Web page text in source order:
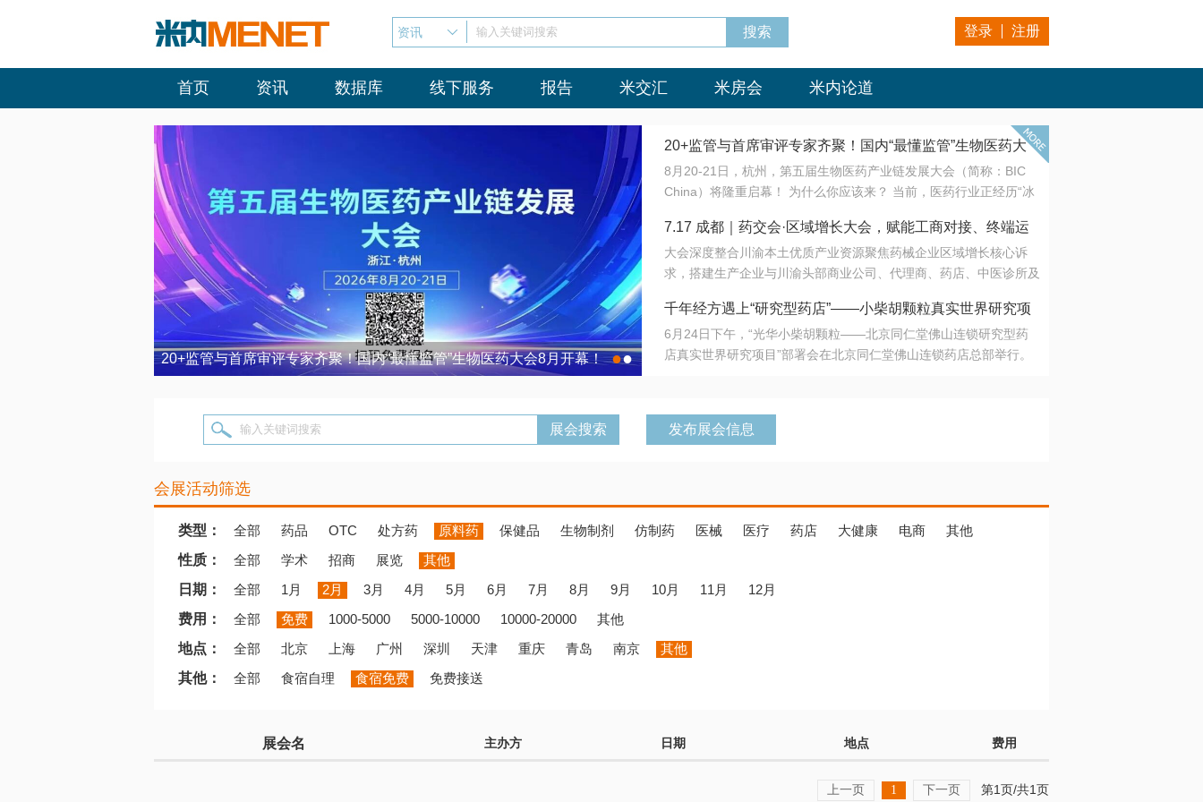
资讯 输入关键词搜索 登录 注册
首页 资讯 数据库 线下服务 报告 米交汇 米房会 米内论道
20+监管与首席审评专家齐聚！国内“最懂监管”生物医药大会8月开幕！ 7.17 成都｜药交会·区域增长大会，赋能工商对接、终端运营
●●
20+监管与首席审评专家齐聚！国内“最懂监管”生物医药大
会8月开幕！
8月20-21日，杭州，第五届生物医药产业链发展大会（简称：BIC
China）将隆重启幕！ 为什么你应该来？ 当前，医药行业正经历“冰
法正重新定义研发效率；另一端是创新药“最后一公里”的支付与入院
难题，呼唤更成熟的产业生态。 同质化“内卷”已无出路，全产业链协
同与出海能力建设才是破局关键。 本届大会以 “重构生态，定义未
算力突围；从中药创新、复杂药物制剂、CGT、多肽与小核酸的技
术攻坚，到CDMO的柔性智造。 我们致力于打破壁垒，让“实验
室”与“生产线”、“研发端”与“支付端”深度对话，更让监管、产业、资
7.17 成都｜药交会·区域增长大会，赋能工商对接、终端运
营
大会深度整合川渝本土优质产业资源聚焦药械企业区域增长核心诉
求，搭建生产企业与川渝头部商业公司、代理商、药店、中医诊所及
域增量份额夯实西南市场战略布局
千年经方遇上“研究型药店”——小柴胡颗粒真实世界研究项
目在北京同仁堂佛山连锁启动
6月24日下午，“光华小柴胡颗粒——北京同仁堂佛山连锁研究型药
店真实世界研究项目”部署会在北京同仁堂佛山连锁药店总部举行。
输入关键词搜索 发布展会信息
会展活动筛选
类型： 全部 药品 OTC 处方药 原料药 保健品 生物制剂 仿制药 医械 医疗 药店 大健康 电商
其他
性质：
全部 学术 招商 展览
其他
日期：
全部 1月 2月 3月 4月 5月 6月 7月 8月 9月 10月 11月
12月
费用：
全部 免费 1000-5000 5000-10000 10000-20000
其他
地点：
全部 北京 上海 广州 深圳 天津 重庆 青岛 南京
其他
其他：
全部 食宿自理 食宿免费 免费接送
展会名 主办方 日期 地点 费用
上一页 1 下一页 第1页/共1页